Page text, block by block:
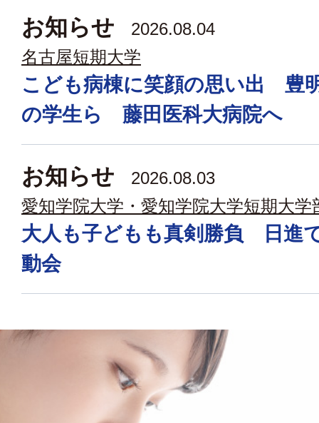
お知らせ
2026.08.04
名古屋短期大学
こども病棟に笑顔の思い出 豊
の学生ら 藤田医科大病院へ
お知らせ
2026.08.03
愛知学院大学・愛知学院大学短期大学
大人も子どもも真剣勝負 日進
動会